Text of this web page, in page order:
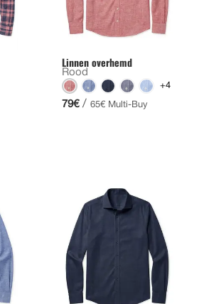
Linnen overhemd
Rood
+4
79€ / 65€ Multi-Buy